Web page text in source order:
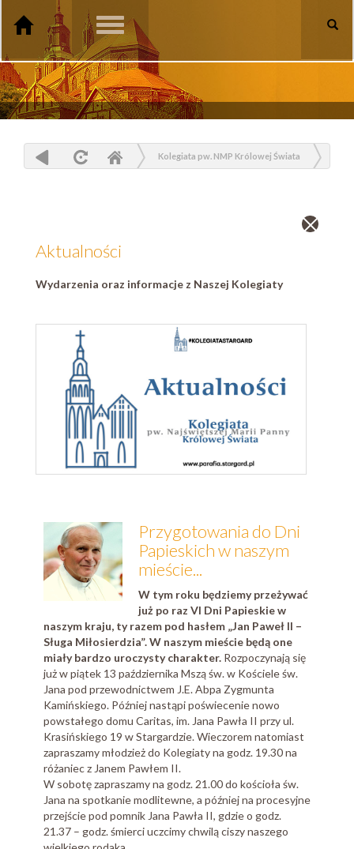
Toggle
navigation
Kolegiata pw. NMP Królowej Świata
Zamknij
Aktualności
Wydarzenia oraz informacje z Naszej Kolegiaty
Przygotowania do Dni
Papieskich w naszym
mieście...
W tym roku będziemy przeżywać
już po raz VI Dni Papieskie w
naszym kraju, ty razem pod hasłem „Jan Paweł II –
Sługa Miłosierdzia”. W naszym mieście będą one
miały bardzo uroczysty charakter. Rozpoczynają się
już w piątek 13 października Mszą św. w Kościele św.
Jana pod przewodnictwem J.E. Abpa Zygmunta
Kamińskiego. Później nastąpi poświecenie nowo
powstałego domu Caritas, im. Jana Pawła II przy ul.
Krasińskiego 19 w Stargardzie. Wieczorem natomiast
zapraszamy młodzież do Kolegiaty na godz. 19.30 na
różaniec z Janem Pawłem II.
W sobotę zapraszamy na godz. 21.00 do kościoła św.
Jana na spotkanie modlitewne, a później na procesyjne
przejście pod pomnik Jana Pawła II, gdzie o godz.
21.37 – godz. śmierci uczcimy chwilą ciszy naszego